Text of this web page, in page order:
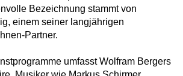
Bezeichnung stammt von
einem seiner langjährigen
Partner.
umfasst Wolfram Bergers